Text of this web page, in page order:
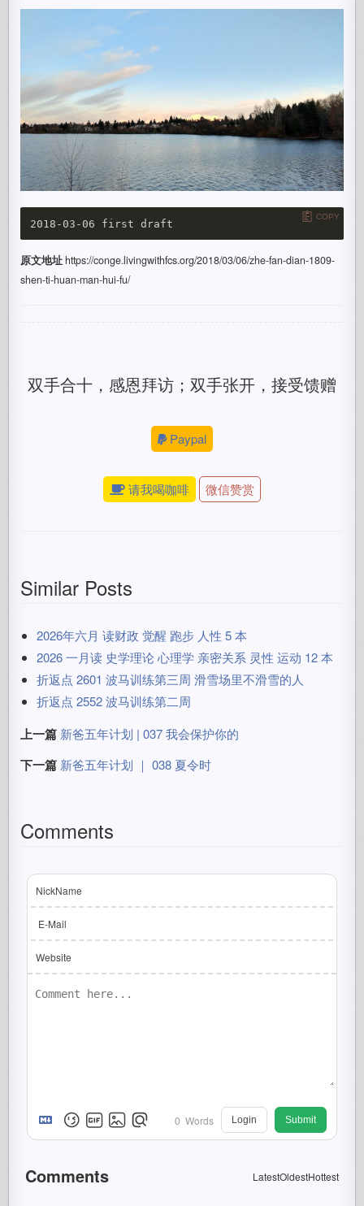
COPY
原文地址https://conge.livingwithfcs.org/2018/03/06/zhe-fan-dian-1809-
shen-ti-huan-man-hui-fu/
双手合十，感恩拜访；双手张开，接受馈赠
Paypal
请我喝咖啡 微信赞赏
Similar Posts
2026年六月 读财政 觉醒 跑步 人性 5 本
2026 一月读 史学理论 心理学 亲密关系 灵性 运动 12 本
折返点 2601 波马训练第三周 滑雪场里不滑雪的人
折返点 2552 波马训练第二周
上一篇 新爸五年计划 | 037 我会保护你的
下一篇 新爸五年计划 ｜ 038 夏令时
Comments
NickName
E-Mail
Website
0 Words Login Submit
Comments LatestOldestHottest